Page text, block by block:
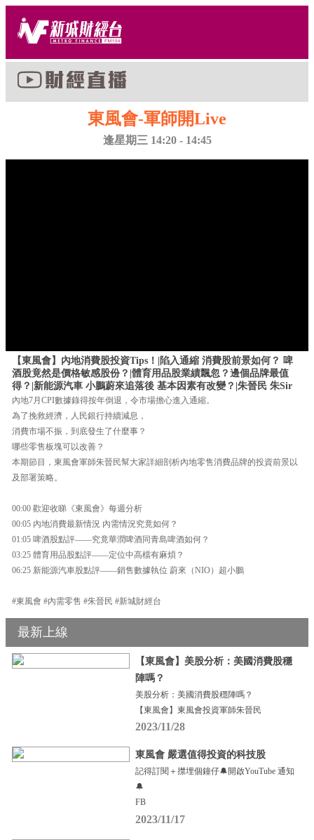
東風會-軍師開Live
逢星期三 14:20 - 14:45
【東風會】內地消費股投資Tips！|陷入通縮 消費股前景如何？ 啤
酒股竟然是價格敏感股份？|體育用品股業績飄忽？邊個品牌最值
得？|新能源汽車 小鵬蔚來追落後 基本因素有改變？|朱晉民 朱Sir
內地7月CPI數據錄得按年倒退，令市場擔心進入通縮。
為了挽救經濟，人民銀行持續減息，
消費市場不振，到底發生了什麼事？
哪些零售板塊可以改善？
本期節目，東風會軍師朱晉民幫大家詳細剖析內地零售消費品牌的投資前景以
及部署策略。
00:00 歡迎收睇《東風會》每週分析
00:05 內地消費最新情況 內需情況究竟如何？
01:05 啤酒股點評——究竟華潤啤酒同青島啤酒如何？
03:25 體育用品股點評——定位中高檔有麻煩？
06:25 新能源汽車股點評——銷售數據執位 蔚來（NIO）超小鵬
#東風會 #內需零售 #朱晉民 #新城財經台
最新上線
【東風會】美股分析：美國消費股穩
陣嗎？
美股分析：美國消費股穩陣嗎？
【東風會】東風會投資軍師朱晉民
2023/11/28
東風會 嚴選值得投資的科技股
記得訂閱＋㩒埋個鐘仔🔔開啟YouTube 通知
🔔
FB
2023/11/17